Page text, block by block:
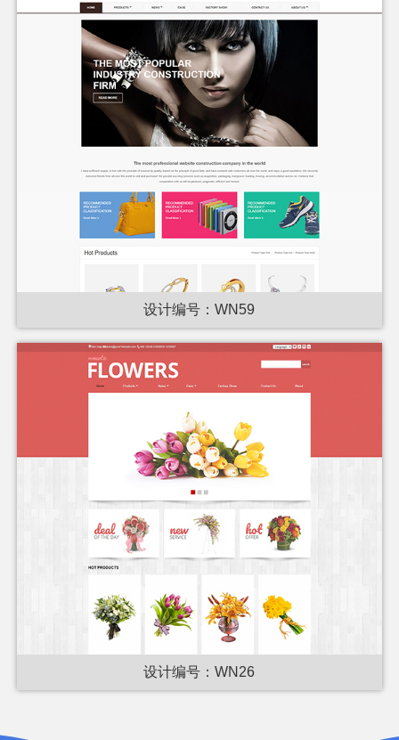
设计编号：WN59
设计编号：WN26